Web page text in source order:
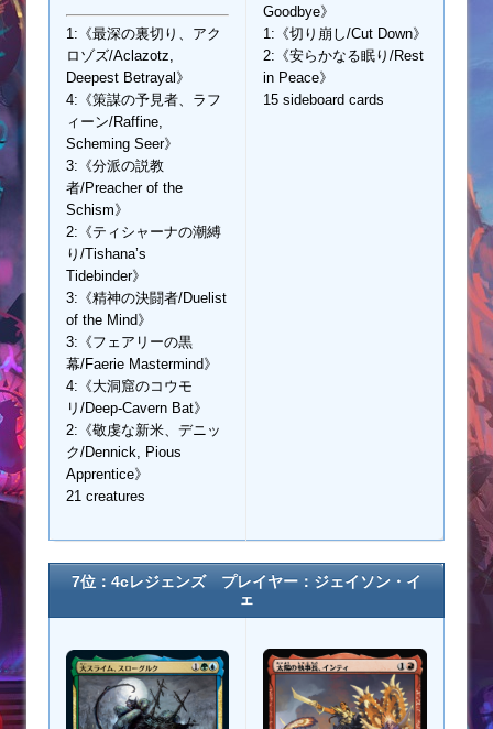
1:《最深の裏切り、アク
ロゾズ/Aclazotz,
Deepest Betrayal》
4:《策謀の予見者、ラフ
ィーン/Raffine,
Scheming Seer》
3:《分派の説教
者/Preacher of the
Schism》
2:《ティシャーナの潮縛
り/Tishana’s
Tidebinder》
3:《精神の決闘者/Duelist
of the Mind》
3:《フェアリーの黒
幕/Faerie Mastermind》
4:《大洞窟のコウモ
リ/Deep-Cavern Bat》
2:《敬虔な新米、デニッ
ク/Dennick, Pious
Apprentice》
21 creatures
Goodbye》
1:《切り崩し/Cut Down》
2:《安らかなる眠り/Rest
in Peace》
15 sideboard cards
7位：4cレジェンズ プレイヤー： ジェイソン・イ
ェ